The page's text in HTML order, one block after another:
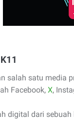
salah satu media
Facebook, X,
digital dari sebuah